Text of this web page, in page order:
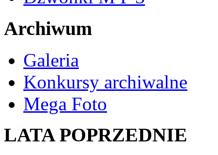
Archiwum
Galeria
Konkursy archiwalne
Mega Foto
LATA POPRZEDNIE